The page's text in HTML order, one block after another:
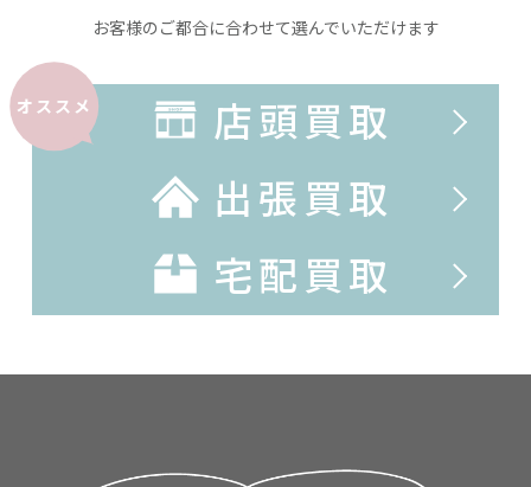
お客様のご都合に合わせて選んでいただけます
オススメ
店頭買取
出張買取
宅配買取